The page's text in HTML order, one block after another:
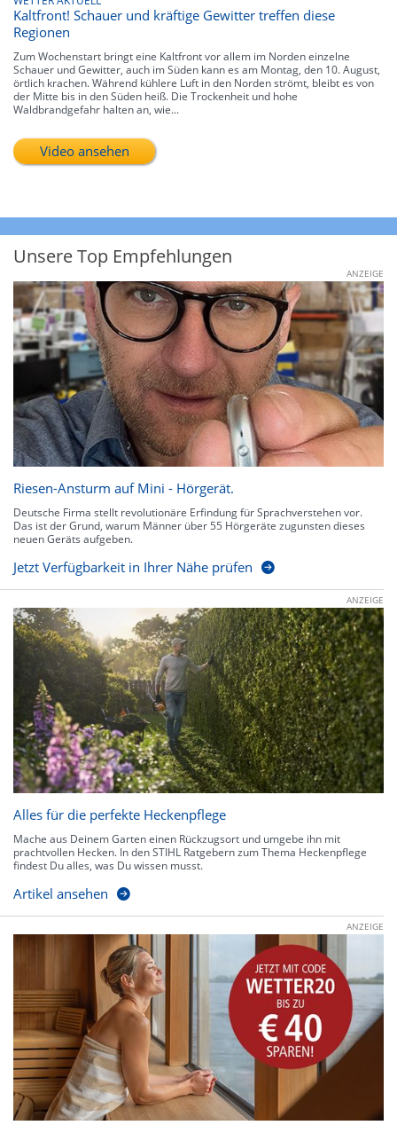
Kaltfront! Schauer und kräftige Gewitter treffen diese
Regionen
Zum Wochenstart bringt eine Kaltfront vor allem im Norden einzelne
Schauer und Gewitter, auch im Süden kann es am Montag, den 10. August,
örtlich krachen. Während kühlere Luft in den Norden strömt, bleibt es von
der Mitte bis in den Süden heiß. Die Trockenheit und hohe
Waldbrandgefahr halten an, wie...
Video ansehen
Unsere Top Empfehlungen
ANZEIGE
Riesen-Ansturm auf Mini - Hörgerät.
Deutsche Firma stellt revolutionäre Erfindung für Sprachverstehen vor.
Das ist der Grund, warum Männer über 55 Hörgeräte zugunsten dieses
neuen Geräts aufgeben.
Jetzt Verfügbarkeit in Ihrer Nähe prüfen
ANZEIGE
Alles für die perfekte Heckenpflege
Mache aus Deinem Garten einen Rückzugsort und umgebe ihn mit
prachtvollen Hecken. In den STIHL Ratgebern zum Thema Heckenpflege
findest Du alles, was Du wissen musst.
Artikel ansehen
ANZEIGE